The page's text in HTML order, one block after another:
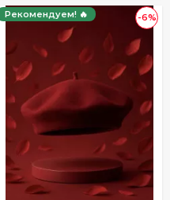
-6%
Рекомендуем! 🔥